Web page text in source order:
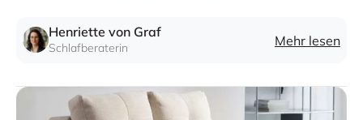
Henriette von Graf
Schlafberaterin Mehr lesen